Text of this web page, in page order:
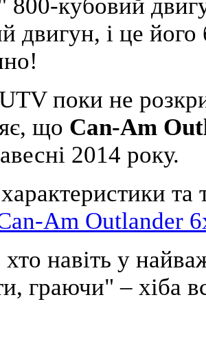
800-кубовий
двигун, і це його
поки не
що Can-Am
2014 року.
та
Am Outlander
навіть у
граючи" – хіба